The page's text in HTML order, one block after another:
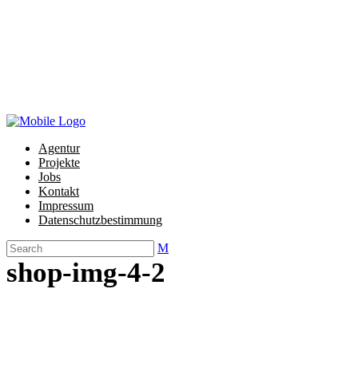
Agentur
Projekte
Jobs
Kontakt
Impressum
Datenschutzbestimmung
shop-img-4-2